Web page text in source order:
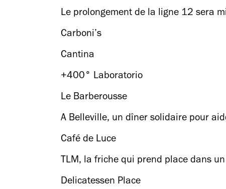
Le prolongement de la ligne 12 sera
Carboni’s
Cantina
+400° Laboratorio
Le Barberousse
A Belleville, un dîner solidaire pour
Café de Luce
TLM, la friche qui prend place dans
Delicatessen Place